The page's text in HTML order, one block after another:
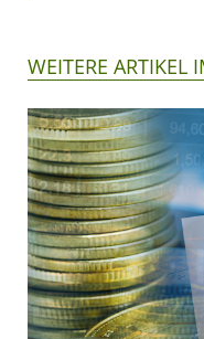
WEITERE ARTIKEL